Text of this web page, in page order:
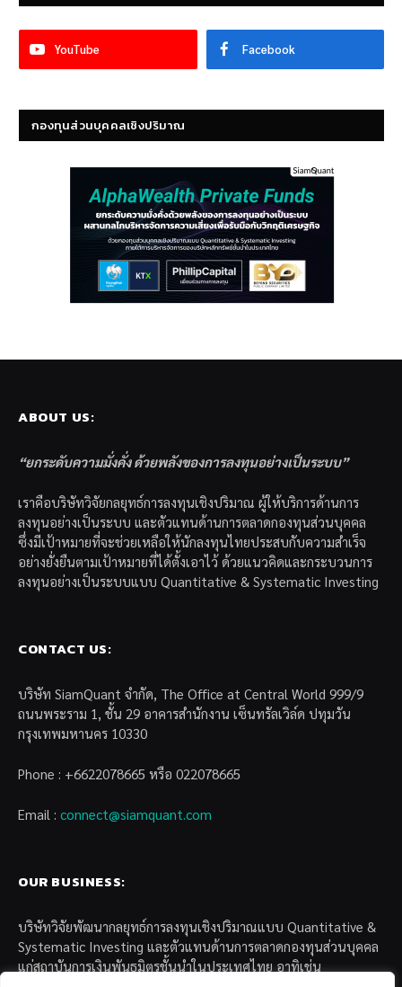
YouTube Facebook
กองทุนส่วนบุคคลเชิงปริมาณ
ABOUT US:
“ยกระดับความมั่งคั่ง ด้วยพลังของการลงทุนอย่างเป็นระบบ”
เราคือบริษัทวิจัยกลยุทธ์การลงทุนเชิงปริมาณ ผู้ให้บริการด้านการ
ลงทุนอย่างเป็นระบบ และตัวแทนด้านการตลาดกองทุนส่วนบุคคล
ซึ่งมีเป้าหมายที่จะช่วยเหลือให้นักลงทุนไทยประสบกับความสำเร็จ
อย่างยั่งยืนตามเป้าหมายที่ได้ตั้งเอาไว้ ด้วยแนวคิดและกระบวนการ
ลงทุนอย่างเป็นระบบแบบ Quantitative & Systematic Investing
CONTACT US:
บริษัท SiamQuant จำกัด, The Office at Central World 999/9
ถนนพระราม 1, ชั้น 29 อาคารสำนักงาน เซ็นทรัลเวิล์ด ปทุมวัน
กรุงเทพมหานคร 10330
Phone : +6622078665 หรือ 022078665
Email : connect@siamquant.com
OUR BUSINESS:
บริษัทวิจัยพัฒนากลยุทธ์การลงทุนเชิงปริมาณแบบ Quantitative &
Systematic Investing และตัวแทนด้านการตลาดกองทุนส่วนบุคคล
แก่สถาบันการเงินพันธมิตรชั้นนำในประเทศไทย อาทิเช่น